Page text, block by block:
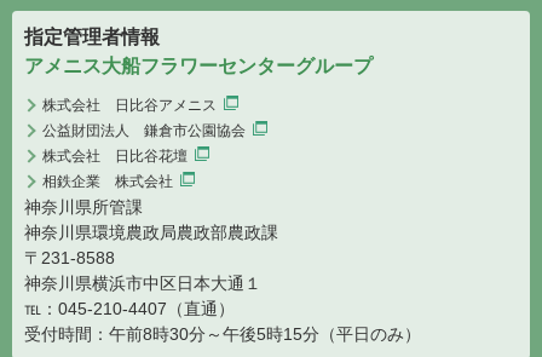
指定管理者情報
アメニス大船フラワーセンターグループ
株式会社 日比谷アメニス
公益財団法人 鎌倉市公園協会
株式会社 日比谷花壇
相鉄企業 株式会社
神奈川県所管課
神奈川県環境農政局農政部農政課
〒231-8588
神奈川県横浜市中区日本大通１
℡：045-210-4407（直通）
受付時間：午前8時30分～午後5時15分（平日のみ）